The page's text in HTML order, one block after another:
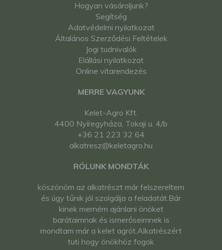
Hogyan vásároljunk?
Segítség
Adatvédelmi nyilatkozat
Általános Szerződési Feltételek
Jogi tudnivalók
Elállási nyilatkozat
Online vitarendezés
MERRE VAGYUNK
Kelet-Agro Kft.
4400 Nyíregyháza, Tokaji u. 4/b
+36 21 223 32 64
alkatresz@keletagro.hu
RÓLUNK MONDTÁK
köszönöm az alkatrészt már felszereltem
és úgy tűnik jól szolgálja a feladatát.Bár
kinek merném ajánlani önöket
barátaimnak és ismerőseimnek is
mondtam már a kelet agrót.Alkatrészért
tuti hogy önökhöz fogok